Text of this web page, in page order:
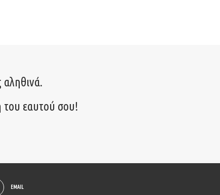
του εαυτού σου!
EMAIL